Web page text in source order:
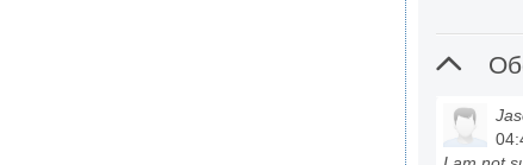
